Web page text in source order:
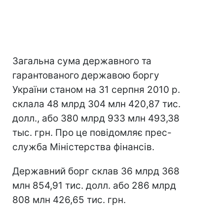
Загальна сума державного та
гарантованого державою боргу
України станом на 31 серпня 2010 р.
склала 48 млрд 304 млн 420,87 тис.
долл., або 380 млрд 933 млн 493,38
тыс. грн. Про це повідомляє прес-
служба Міністерства фінансів.
Державний борг склав 36 млрд 368
млн 854,91 тис. долл. або 286 млрд
808 млн 426,65 тис. грн.